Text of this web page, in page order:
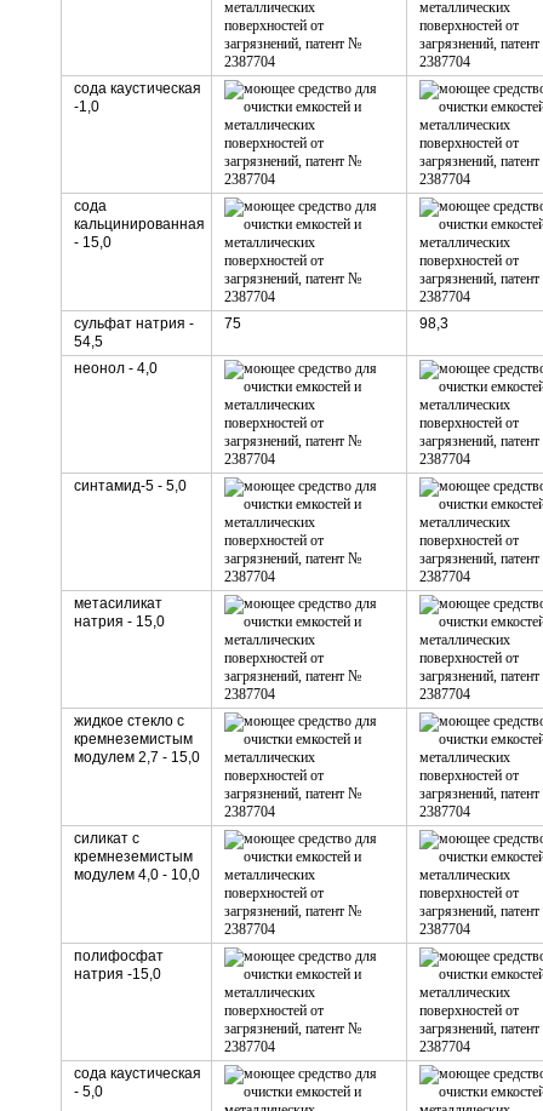
сода каустическая
-1,0
сода
кальцинированная
- 15,0
сульфат натрия -
54,5
75 98,3
неонол - 4,0
синтамид-5 - 5,0
метасиликат
натрия - 15,0
жидкое стекло с
кремнеземистым
модулем 2,7 - 15,0
силикат с
кремнеземистым
модулем 4,0 - 10,0
полифосфат
натрия -15,0
сода каустическая
- 5,0